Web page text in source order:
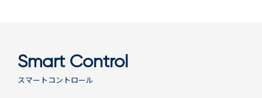
Smart Control
スマートコントロール